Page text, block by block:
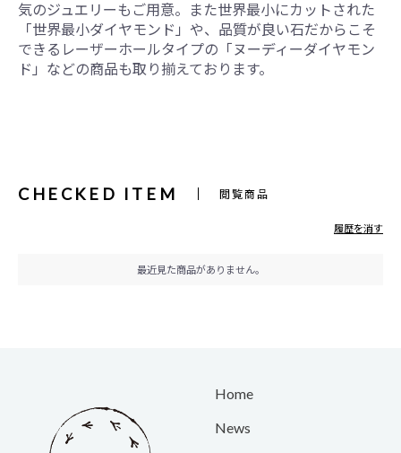
気のジュエリーもご用意。また世界最小にカットされた
「世界最小ダイヤモンド」や、品質が良い石だからこそ
できるレーザーホールタイプの「ヌーディーダイヤモン
ド」などの商品も取り揃えております。
CHECKED ITEM 閲覧商品
履歴を消す
最近見た商品がありません。
Home
News